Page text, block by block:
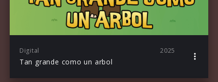
Digital 2025
Tan grande como un arbol